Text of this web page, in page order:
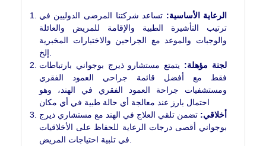
الرعاية الأساسية: تساعد شركتنا المرضى الدوليين في
ترتيب التأشيرة الطبية والإقامة للمريض والعائلة
والوجبات والموعد مع الجراحين والاختبارات المخبرية
إلخ.
لجنة مؤهلة: يتمتع مستشارو ذيرج بوجواني بارتباطات
فقط مع أفضل قائمة جراحي العمود الفقري
ومستشفيات جراحة العمود الفقري في الهند، وهو
احتمال بارز عند معالجة أي حالة طبية في أي مكان
أخلاقي: تضمن تلقي العلاج في الهند مع مستشاري ذيرج
بوجواني أقصى درجات الرعاية للحفاظ على الأخلاقيات
في تلبية احتياجات المريض.